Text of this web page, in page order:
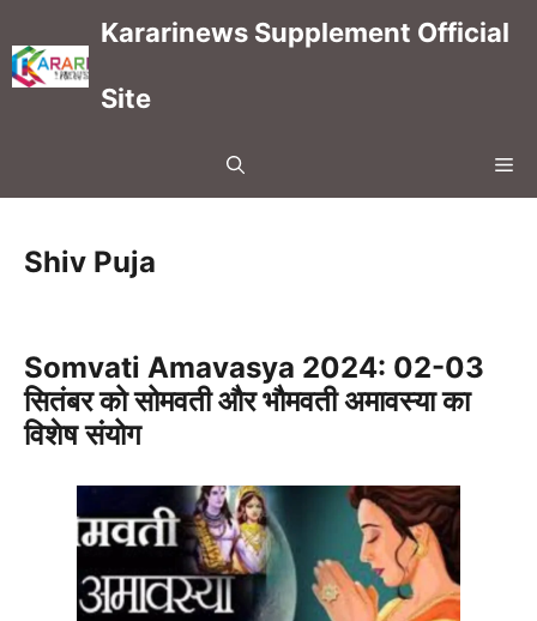
content
Kararinews Supplement Official
Site
Shiv Puja
Somvati Amavasya 2024: 02-03
सितंबर को सोमवती और भौमवती अमावस्या का
विशेष संयोग